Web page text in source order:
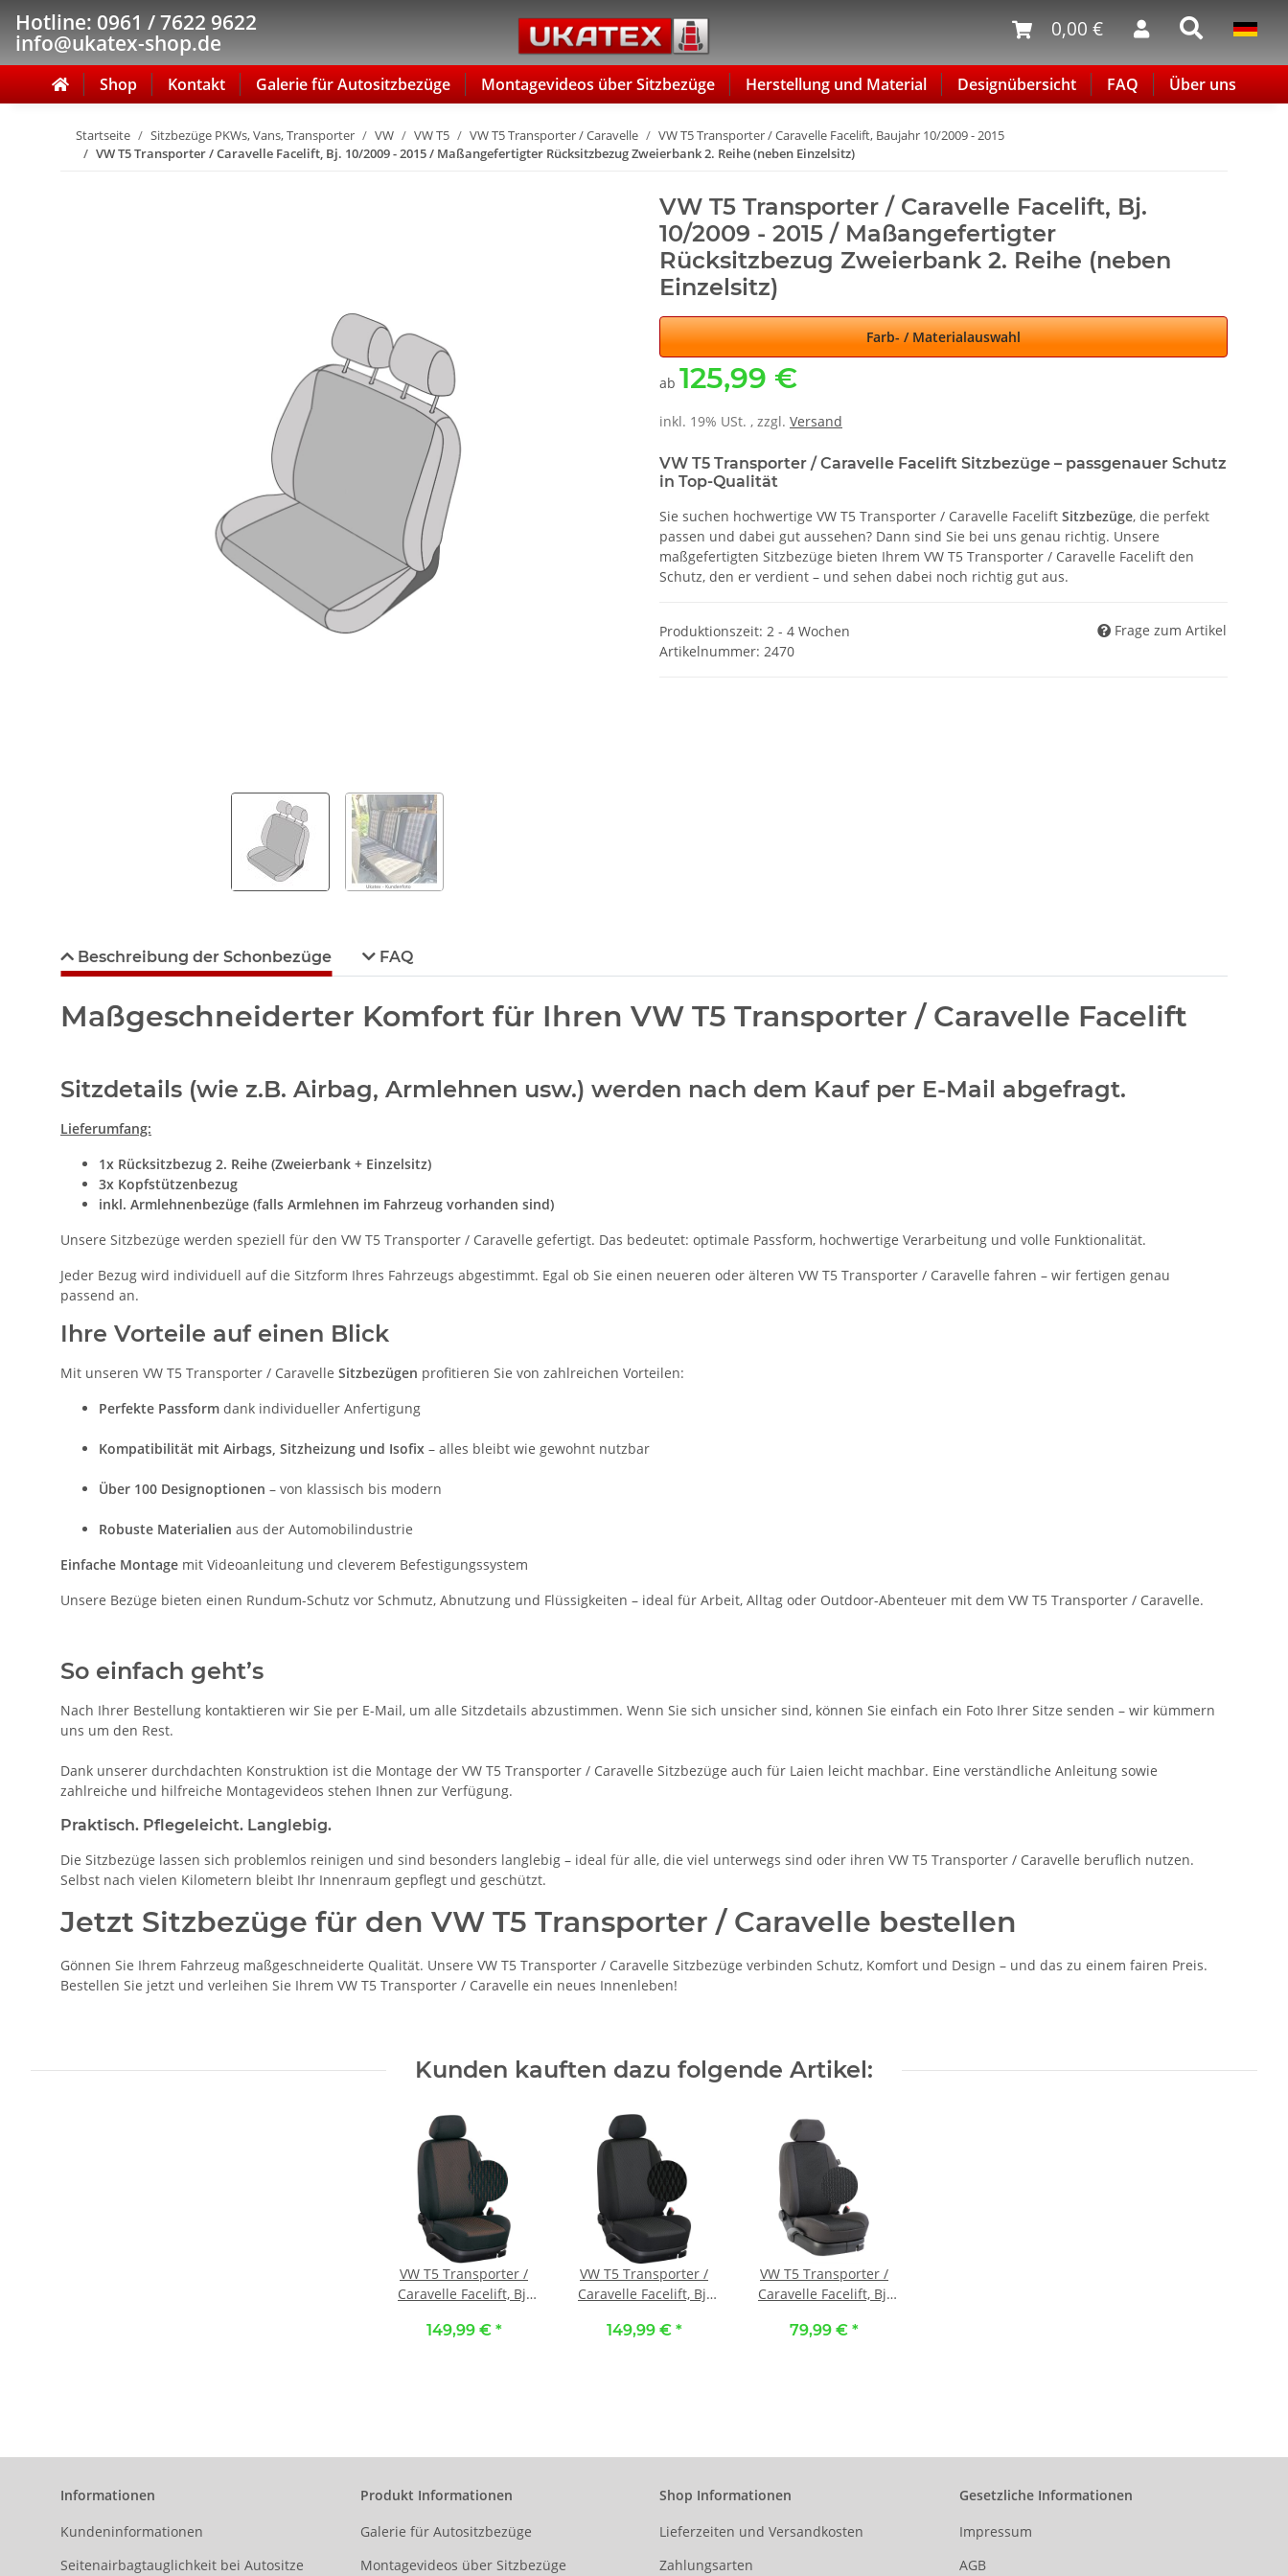
Hotline: 0961 / 7622 9622
info@ukatex-shop.de
0,00 €
Shop Kontakt Galerie für Autositzbezüge Montagevideos über Sitzbezüge Herstellung und Material Designübersicht FAQ Über uns
Startseite Sitzbezüge PKWs, Vans, Transporter VW VW T5 VW T5 Transporter / Caravelle
VW T5 Transporter / Caravelle Facelift, Baujahr 10/2009 - 2015
VW T5 Transporter / Caravelle Facelift, Bj. 10/2009 - 2015 / Maßangefertigter Rücksitzbezug Zweierbank 2. Reihe (neben Einzelsitz)
VW T5 Transporter / Caravelle Facelift, Bj.
10/2009 - 2015 / Maßangefertigter
Rücksitzbezug Zweierbank 2. Reihe (neben
Einzelsitz)
Farb- / Materialauswahl
ab 125,99 €
inkl. 19% USt. , zzgl. Versand
VW T5 Transporter / Caravelle Facelift Sitzbezüge – passgenauer Schutz
in Top-Qualität
Sie suchen hochwertige VW T5 Transporter / Caravelle Facelift Sitzbezüge, die perfekt
passen und dabei gut aussehen? Dann sind Sie bei uns genau richtig. Unsere
maßgefertigten Sitzbezüge bieten Ihrem VW T5 Transporter / Caravelle Facelift den
Schutz, den er verdient – und sehen dabei noch richtig gut aus.
Produktionszeit: 2 - 4 Wochen
Frage zum Artikel
Artikelnummer: 2470
Beschreibung der Schonbezüge FAQ
Maßgeschneiderter Komfort für Ihren VW T5 Transporter / Caravelle Facelift
Sitzdetails (wie z.B. Airbag, Armlehnen usw.) werden nach dem Kauf per E-Mail abgefragt.
Lieferumfang:
1x Rücksitzbezug 2. Reihe (Zweierbank + Einzelsitz)
3x Kopfstützenbezug
inkl. Armlehnenbezüge (falls Armlehnen im Fahrzeug vorhanden sind)
Unsere Sitzbezüge werden speziell für den VW T5 Transporter / Caravelle gefertigt. Das bedeutet: optimale Passform, hochwertige Verarbeitung und volle Funktionalität.
Jeder Bezug wird individuell auf die Sitzform Ihres Fahrzeugs abgestimmt. Egal ob Sie einen neueren oder älteren VW T5 Transporter / Caravelle fahren – wir fertigen genau
passend an.
Ihre Vorteile auf einen Blick
Mit unseren VW T5 Transporter / Caravelle Sitzbezügen profitieren Sie von zahlreichen Vorteilen:
Perfekte Passform dank individueller Anfertigung
Kompatibilität mit Airbags, Sitzheizung und Isofix – alles bleibt wie gewohnt nutzbar
Über 100 Designoptionen – von klassisch bis modern
Robuste Materialien aus der Automobilindustrie
Einfache Montage mit Videoanleitung und cleverem Befestigungssystem
Unsere Bezüge bieten einen Rundum-Schutz vor Schmutz, Abnutzung und Flüssigkeiten – ideal für Arbeit, Alltag oder Outdoor-Abenteuer mit dem VW T5 Transporter / Caravelle.
So einfach geht’s
Nach Ihrer Bestellung kontaktieren wir Sie per E-Mail, um alle Sitzdetails abzustimmen. Wenn Sie sich unsicher sind, können Sie einfach ein Foto Ihrer Sitze senden – wir kümmern
uns um den Rest.
Dank unserer durchdachten Konstruktion ist die Montage der VW T5 Transporter / Caravelle Sitzbezüge auch für Laien leicht machbar. Eine verständliche Anleitung sowie
zahlreiche und hilfreiche Montagevideos stehen Ihnen zur Verfügung.
Praktisch. Pflegeleicht. Langlebig.
Die Sitzbezüge lassen sich problemlos reinigen und sind besonders langlebig – ideal für alle, die viel unterwegs sind oder ihren VW T5 Transporter / Caravelle beruflich nutzen.
Selbst nach vielen Kilometern bleibt Ihr Innenraum gepflegt und geschützt.
Jetzt Sitzbezüge für den VW T5 Transporter / Caravelle bestellen
Gönnen Sie Ihrem Fahrzeug maßgeschneiderte Qualität. Unsere VW T5 Transporter / Caravelle Sitzbezüge verbinden Schutz, Komfort und Design – und das zu einem fairen Preis.
Bestellen Sie jetzt und verleihen Sie Ihrem VW T5 Transporter / Caravelle ein neues Innenleben!
Kunden kauften dazu folgende Artikel:
VW T5 Transporter /
Caravelle Facelift, Bj.
Maßangefertigte
149,99 € *
VW T5 Transporter /
Caravelle Facelift, Bj.
Maßangefertigte
149,99 € *
VW T5 Transporter /
Caravelle Facelift, Bj.
Maßangefertigter
79,99 € *
Informationen
Kundeninformationen
Seitenairbagtauglichkeit bei Autositze
Produkt Informationen
Galerie für Autositzbezüge
Montagevideos über Sitzbezüge
Shop Informationen
Lieferzeiten und Versandkosten
Zahlungsarten
Gesetzliche Informationen
Impressum
AGB